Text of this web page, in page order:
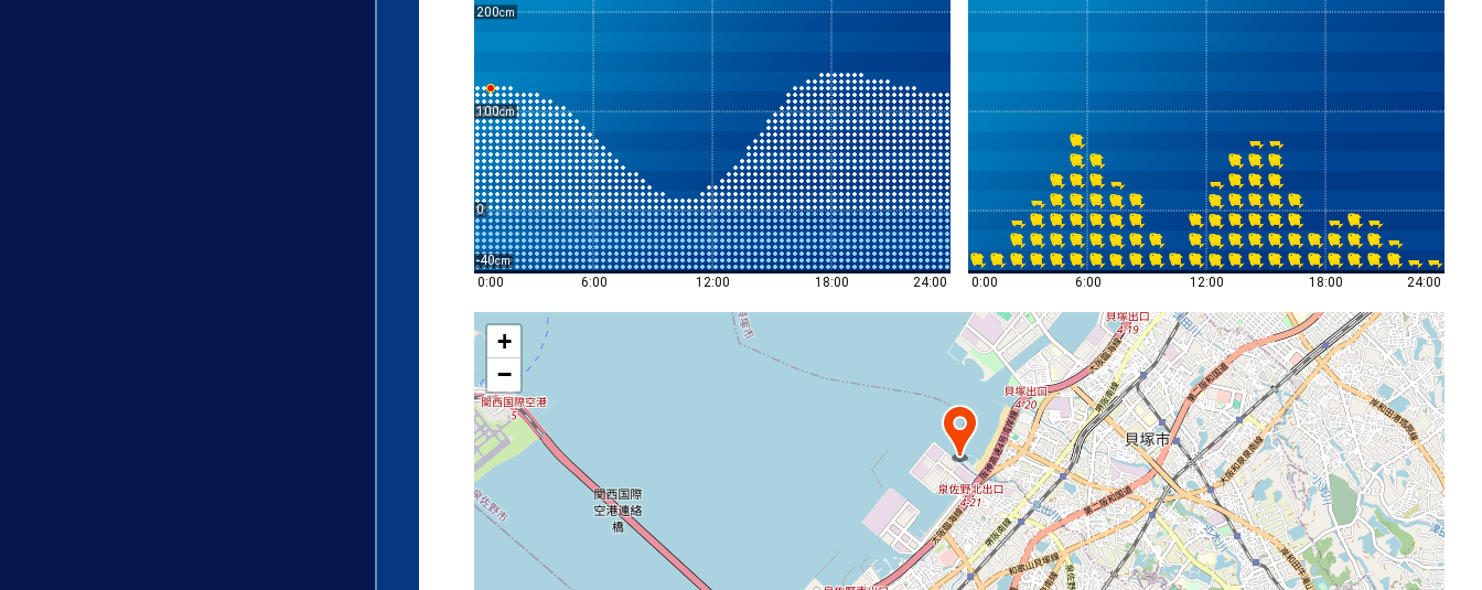
200
100
0
-40
0:00
6:00 12:00 18:00 24:00 0:00 6:00 12:00 18:00 24:00
+
−